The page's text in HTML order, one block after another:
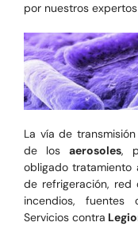
por nuestros
La vía de
de los aerosoles,
obligado tratamiento
de refrigeración, red
incendios, fuentes
Servicios contra